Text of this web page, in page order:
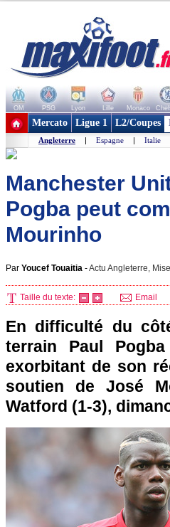
OM PSG Lyon Lille Monaco
+ de clubs
Mercato Ligue 1 L2/Coupes
Angleterre | Espagne | Italie
Manchester
Pogba peut
Mourinho
Par Youcef Touaitia -Actu Angleterre,
Taille du texte: Email
En difficulté du
terrain Paul
exorbitant de son
soutien de José
Watford (1-3),